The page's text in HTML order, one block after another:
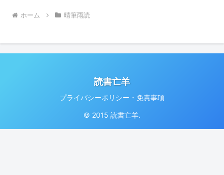
ホーム 晴筆雨読
読書亡羊
プライバシーポリシー・免責事項
© 2015 読書亡羊.